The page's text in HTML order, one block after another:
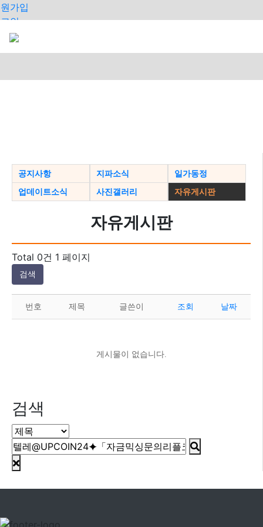
가입
인
0어제
공지사항 지파소식
일가동정
업데이트소식
사진갤러리 자유게시판
자유게시판
Total 0건 1 페이지
검색
번호 제목 글쓴이 조회 날짜
게시물이 없습니다.
검색